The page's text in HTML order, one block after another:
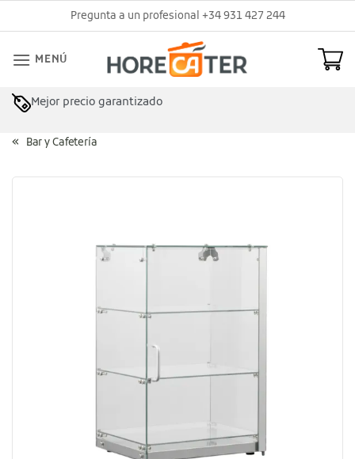
al
Pregunta a un profesional +34 931 427 244
MENÚ
Mejor precio garantizado
Bar y Cafetería